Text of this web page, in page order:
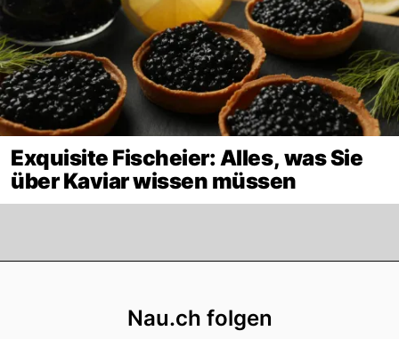
Exquisite Fischeier: Alles, was Sie
über Kaviar wissen müssen
Nau.ch folgen